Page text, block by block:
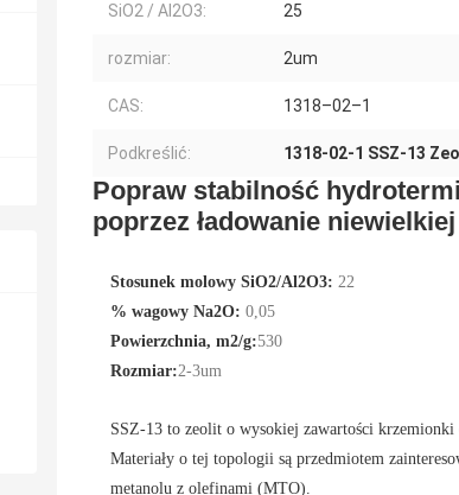
SiO2 / Al2O3: 25
rozmiar: 2um
CAS: 1318–02–1
Podkreślić: 1318-02-1 SSZ-13
Popraw stabilność
poprzez ładowanie
Stosunek molowy SiO2/Al2O3: 22
% wagowy Na2O: 0,05
Powierzchnia, m2/g:530
Rozmiar:2-3um
SSZ-13 to zeolit ​​o wysokiej zawartości
Materiały o tej topologii są przedmiotem
metanolu z olefinami (MTO).